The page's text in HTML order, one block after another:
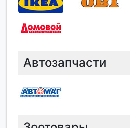
Автозапчасти